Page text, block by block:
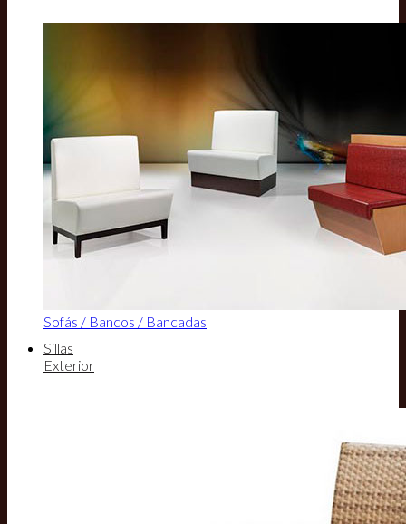
Sofás / Bancos / Bancadas
Sillas
Exterior